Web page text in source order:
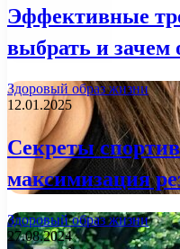
Эффективные
выбрать и
Здоровый образ жизни
12.01.2025
Секреты
максимизация
Здоровый образ жизни
27.08.2024